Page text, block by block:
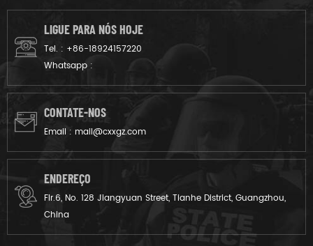
LIGUE PARA NÓS HOJE
Tel. : +86-18924157220
Whatsapp :
CONTATE-NOS
Email : mail@cxxgz.com
ENDEREÇO
Flr.6, No. 128 Jiangyuan Street, Tianhe District, Guangzhou,
China